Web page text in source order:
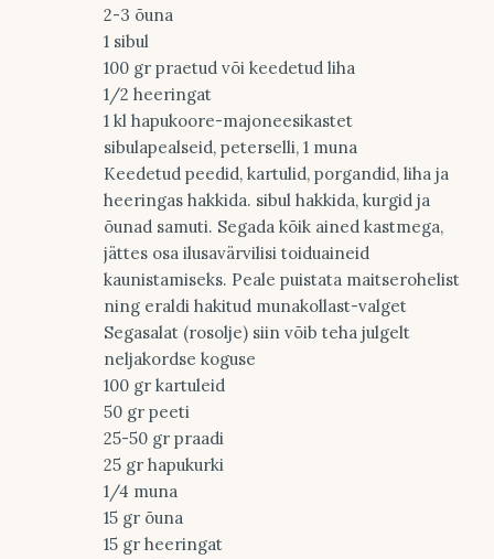
2-3 õuna
1 sibul
100 gr praetud või keedetud liha
1/2 heeringat
1 kl hapukoore-majoneesikastet
sibulapealseid, peterselli, 1 muna
Keedetud peedid, kartulid, porgandid, liha ja
heeringas hakkida. sibul hakkida, kurgid ja
õunad samuti. Segada kõik ained kastmega,
jättes osa ilusavärvilisi toiduaineid
kaunistamiseks. Peale puistata maitserohelist
ning eraldi hakitud munakollast-valget
Segasalat (rosolje) siin võib teha julgelt
neljakordse koguse
100 gr kartuleid
50 gr peeti
25-50 gr praadi
25 gr hapukurki
1/4 muna
15 gr õuna
15 gr heeringat